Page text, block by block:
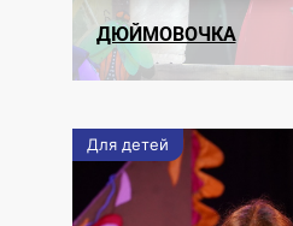
ДЮЙМОВОЧКА
Для детей